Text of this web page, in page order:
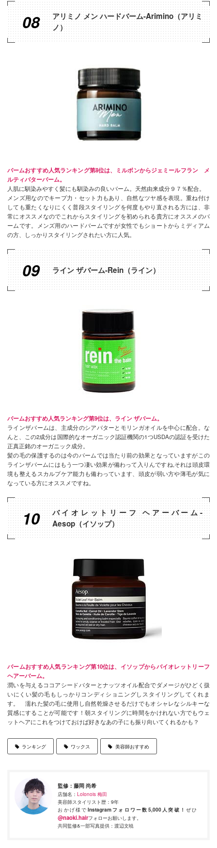
08
アリミノ メン ハードバーム-Arimino（アリミ
ノ）
バームおすすめ人気ランキング第8位は、ミルボンからジェミールフラン メ
ルティバターバーム。
人肌に馴染みやすく髪にも馴染みの良いバーム。天然由来成分９７％配合。
メンズ用なのでキープ力・セット力もあり、自然なツヤ感を表現。重ね付け
しても重たくなりにくく普段スタイリングを何度もやり直される方には、非
常にオススメなのでこれからスタイリングを初められる貴方にオススメのバ
ームです。メンズ用のハードバームですが女性でもショートからミディアム
の方、しっかりスタイリングされたい方に人気。
09 ライン ザバーム-Rein（ライン）
バームおすすめ人気ランキング第9位は、ライン ザバーム。
ラインザバームは、主成分のシアバターとモリンガオイルを中心に配合。な
んと、この2成分は国際的なオーガニック認証機関の1つUSDAの認証を受けた
正真正銘のオーガニック成分。
髪の毛の保護するのは今のバームでは当たり前の効果となっていますがこの
ラインザバームにはもう一つ凄い効果が備わって入りんですね,それは頭皮環
境も整えるスカルプケア能力も備わっています、頭皮が弱い方や薄毛が気に
なっている方にオススメですね。
10
バイオレットリーフ ヘアーバーム-
Aesop（イソップ）
バームおすすめ人気ランキング第10位は、イソップからバイオレットリーフ
ヘアーバーム。
潤いを与えるココアシードバターとナッツオイル配合でダメージがひどく扱
いにくい髪の毛もしっかりコンディショニングしスタイリングしてくれま
す。 濡れた髪の毛に使用し自然乾燥させるだけでもオシャレなシルキーな
質感にすることが可能です！朝スタイリングに時間をかけれない方でもウェ
ットヘアにこれをつけておけば好きなあの子にも振り向いてくれるかも？
ランキング ワックス 美容師おすすめ
監修：藤岡 尚希
店舗名：Lolonois 梅田
美容師スタイリスト歴：9年
おかげ様で Instagramフォロワー数5,000人突破！ぜひ
@naoki.hairフォローお願いします。
共同監修&一部写真提供：渡辺文暁